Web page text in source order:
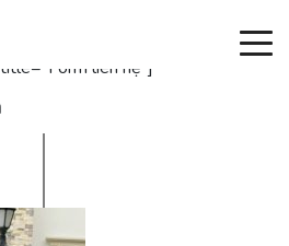
tin
liên hệ"]